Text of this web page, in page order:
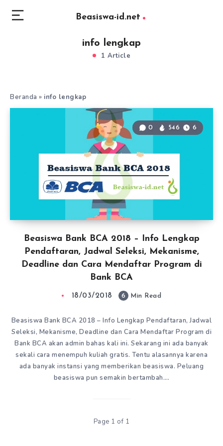
Beasiswa-id.net
info lengkap
1 Article
Beranda » info lengkap
Beasiswa Bank BCA 2018 – Info Lengkap
Pendaftaran, Jadwal Seleksi, Mekanisme,
Deadline dan Cara Mendaftar Program di
Bank BCA
0 546 6
18/03/2018 6 Min Read
Beasiswa Bank BCA 2018 – Info Lengkap Pendaftaran, Jadwal
Seleksi, Mekanisme, Deadline dan Cara Mendaftar Program di
Bank BCA akan admin bahas kali ini. Sekarang ini ada banyak
sekali cara menempuh kuliah gratis. Tentu alasannya karena
ada banyak instansi yang memberikan beasiswa. Peluang
beasiswa pun semakin bertambah….
Page 1 of 1